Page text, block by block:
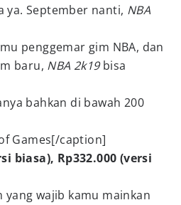
ya. September nanti, NBA
penggemar gim NBA, dan
baru, NBA 2k19bisa
bahkan di bawah 200
Games[/caption]
biasa), Rp332.000 (versi
yang wajib kamu mainkan